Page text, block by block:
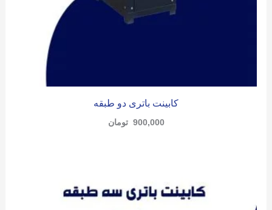
کابینت باتری دو طبقه
900,000 تومان